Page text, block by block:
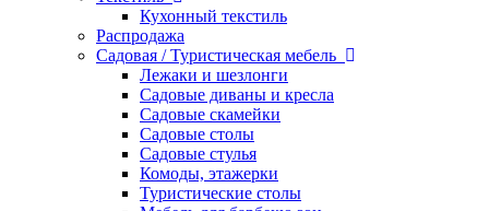
Кухонный текстиль
Распродажа
Садовая / Туристическая мебель
Лежаки и шезлонги
Садовые диваны и кресла
Садовые скамейки
Садовые столы
Садовые стулья
Комоды, этажерки
Туристические столы